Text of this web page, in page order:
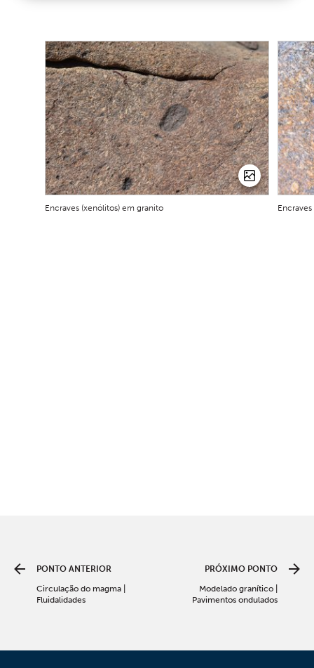
Encraves (xenólitos) em granito
PONTO ANTERIOR
Circulação do magma |
Fluidalidades
PRÓXIMO PONTO
Modelado granítico |
Pavimentos ondulados